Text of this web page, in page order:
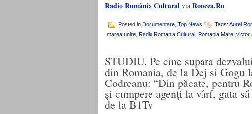
Radio România Cultural via Roncea.Ro
Posted in Documentare Top News Tags: Aurel
marea unire Radio Romania Cultural Romania Mare victor
STUDIU. Pe cine supara
din Romania, de la Dej si Gogu
Codreanu: “Din păcate, pentru
şi cumpere agenţi la vârf, gata
de la B1Tv